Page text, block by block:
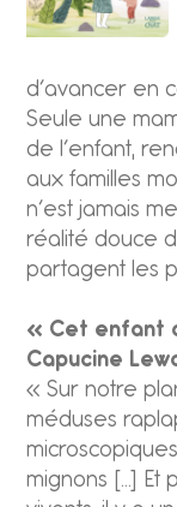
d’avancer en
Seule une
de l’enfant,
aux familles
n’est jamais
réalité douce
partagent les
« Cet enfant
Capucine
« Sur notre
méduses
mignons […] Et